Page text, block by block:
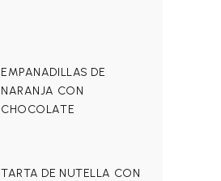
EMPANADILLAS DE
NARANJA CON
CHOCOLATE
TARTA DE NUTELLA CON